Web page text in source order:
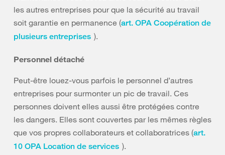
les autres entreprises pour que la sécurité au travail
soit garantie en permanence (art. OPA Coopération de
plusieurs entreprises ).
Personnel détaché
Peut-être louez-vous parfois le personnel d’autres
entreprises pour surmonter un pic de travail. Ces
personnes doivent elles aussi être protégées contre
les dangers. Elles sont couvertes par les mêmes règles
que vos propres collaborateurs et collaboratrices (art.
10 OPA Location de services ).